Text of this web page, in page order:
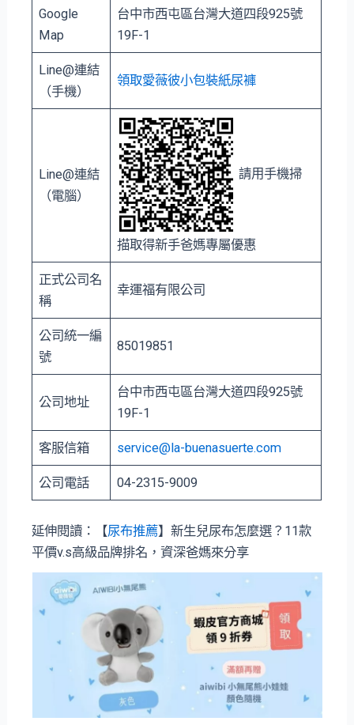
Google
Map
台中市⻄屯區台灣大道四段925號
19F-1
Line@連結
（手機）
領取愛薇彼小包裝紙尿褲
Line@連結
（電腦）
請用手機掃
描取得新手爸媽專屬優惠
正式公司名
稱
幸運福有限公司
公司統一編
號
85019851
公司地址
台中市⻄屯區台灣大道四段925號
19F-1
客服信箱 service@la-buenasuerte.com
公司電話 04-2315-9009
延伸閱讀：【尿布推薦】新生兒尿布怎麼選？11款
平價v.s高級品牌排名，資深爸媽來分享